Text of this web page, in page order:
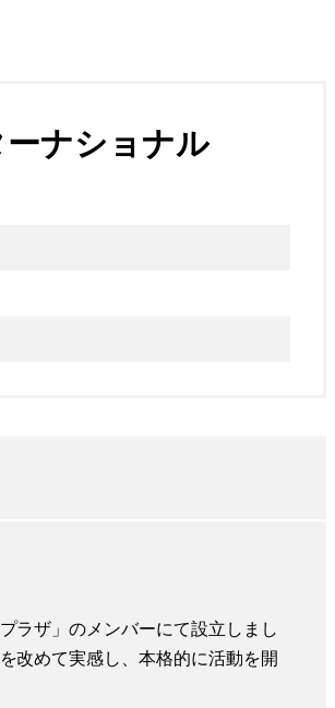
ナショナル
ラザ」のメンバーにて設立しまし
改めて実感し、本格的に活動を開